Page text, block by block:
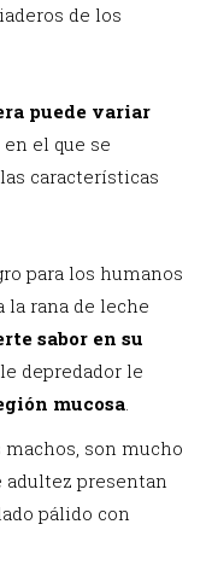
de los
puede variar
el que se
características
para los humanos
la rana de leche
sabor en su
depredador le
mucosa
son mucho
adultez presentan
pálido con